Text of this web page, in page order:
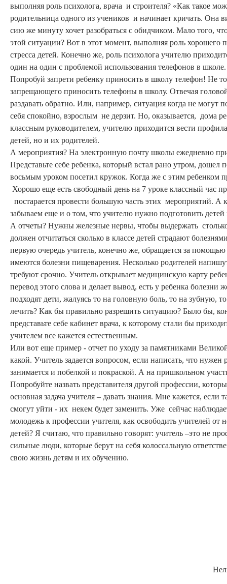
выполняя роль психолога, врача и строителя? «Как такое
родительница одного из учеников и начинает кричать. Она
сию же минуту хочет разобраться с обидчиком. Мало того,
этой ситуации? Вот в этот момент, выполняя роль хорошего
стресса детей. Конечно же, роль психолога учителю
один на один с проблемой использования телефонов в
Попробуй запрети ребенку приносить в школу телефон! Не
запрещающего приносить телефоны в школу. Отвечая
раздавать обратно. Или, например, ситуация когда не могут
себя спокойно, взрослым не дерзит. Но, оказывается, дома
классным руководителем, учителю приходится вести
детей, но и их родителей.
А мероприятия? На электронную почту школы ежедневно
Представьте себе ребенка, который встал рано утром,
восьмым уроком посетил кружок. Когда же с этим ребенком
Хорошо еще есть свободный день на 7 уроке классный час
постарается провести большую часть этих мероприятий.
забываем еще и о том, что учителю нужно подготовить детей
А отчеты? Нужны железные нервы, чтобы выдержать
должен отчитаться сколько в классе детей страдают
первую очередь учитель, конечно же, обращается за
имеются болезни пищеварения. Несколько родителей
требуют срочно. Учитель открывает медицинскую карту
перевод этого слова и делает вывод, есть у ребенка
подходят дети, жалуясь то на головную боль, то на зубную,
лечить? Как бы правильно разрешить ситуацию? Было бы,
представьте себе кабинет врача, к которому стали бы
учителем все кажется естественным.
Или вот еще пример - отчет по уходу за памятниками
какой. Учитель задается вопросом, если написать, что
занимается и побелкой и покраской. А на пришкольном
Попробуйте назвать представителя другой профессии,
основная задача учителя – давать знания. Мне кажется, если
смогут уйти - их некем будет заменить. Уже сейчас
молодежь к профессии учителя, как освободить учителей от
детей? Я считаю, что правильно говорят: учитель –это не
сильные люди, которые берут на себя колоссальную
свою жизнь детям и их обучению.